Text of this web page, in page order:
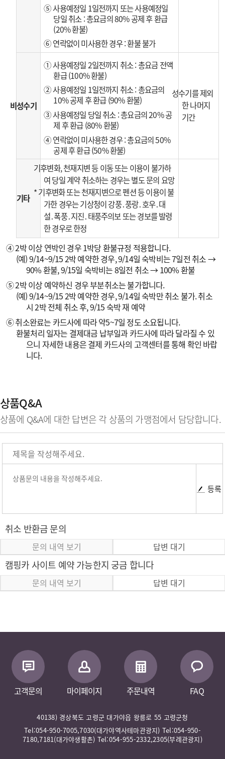
⑤ 사용예정일 1일전까지 또는 사용예정일
당일 취소 : 총요금의 80% 공제 후 환급
(20% 환불)
⑥ 연락없이 미사용한 경우 : 환불 불가
비성수기
① 사용예정일 2일전까지 취소 : 총요금 전액
환급 (100% 환불)
② 사용예정일 1일전까지 취소 : 총요금의
10% 공제 후 환급 (90% 환불)
③ 사용예정일 당일 취소 : 총요금의 20% 공
제 후 환급 (80% 환불)
④ 연락없이 미사용한 경우 : 총요금의 50%
공제 후 환급 (50% 환불)
성수기를 제외
한 나머지
기간
기타
기후변화, 천재지변 등 이동 또는 이용이 불가하
여 당일 계약 취소하는 경우는 별도 문의 요망
* 기후변화 또는 천재지변으로 펜션 등 이용이 불
가한 경우는 기상청이 강풍․풍랑․호우․대
설․폭풍․지진․태풍주의보 또는 경보를 발령
한 경우로 한정
④ 2박 이상 연박인 경우 1박당 환불규정 적용합니다.
(예) 9/14~9/15 2박 예약한 경우, 9/14일 숙박비는 7일전 취소 →
90% 환불, 9/15일 숙박비는 8일전 취소 → 100% 환불
⑤ 2박 이상 예약하신 경우 부분취소는 불가합니다.
(예) 9/14~9/15 2박 예약한 경우, 9/14일 숙박만 취소 불가. 취소
시 2박 전체 취소 후, 9/15 숙박 재 예약
⑥ 취소완료는 카드사에 따라 약5~7일 정도 소요됩니다.
환불처리 일자는 결제대금 납부일과 카드사에 따라 달라질 수 있
으니 자세한 내용은 결제 카드사의 고객센터를 통해 확인 바랍
니다.
상품Q&A
상품에 Q&A에 대한 답변은 각 상품의 가맹점에서 담당합니다.
등록
취소 반환금 문의
문의 내역 보기 답변 대기
캠핑카 사이트 예약 가능한지 궁금 합니다
문의 내역 보기 답변 대기
고객문의 마이페이지 주문내역 FAQ
40138) 경상북도 고령군 대가야읍 왕릉로 55 고령군청
Tel:054-950-7005,7030(대가야역사테마관광지) Tel:054-950-
7180,7181(대가야생활촌) Tel:054-955-2332,2305(부례관광지)